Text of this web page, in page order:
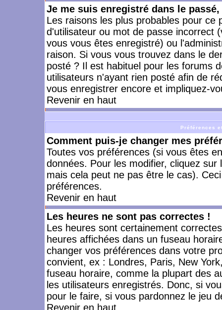
Je me suis enregistré dans le
Les raisons les plus probables pour
d'utilisateur ou mot de passe incorrect
vous vous êtes enregistré) ou
raison. Si vous vous trouvez dans le
posté ? Il est habituel pour les forums
utilisateurs n'ayant rien posté afin de
vous enregistrer encore et impliquez-
Revenir en haut
Préférences
Comment puis-je changer mes
Toutes vos préférences (si vous êtes
données. Pour les modifier, cliquez sur
mais cela peut ne pas être le cas).
préférences.
Revenir en haut
Les heures ne sont pas correctes !
Les heures sont certainement
heures affichées dans un fuseau
changer vos préférences dans votre
convient, ex : Londres, Paris, New
fuseau horaire, comme la plupart des
les utilisateurs enregistrés. Donc, si
pour le faire, si vous pardonnez le jeu
Revenir en haut